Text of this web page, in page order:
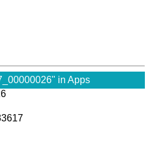
in Apps